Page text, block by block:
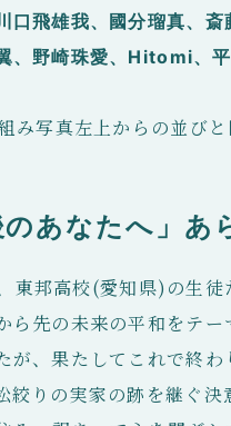
口飛雄我、國分瑠真、
、野崎珠愛、Hitomi、
写真左上からの並び
あなたへ」あ
東邦高校(愛知県)の生
ら先の未来の平和をテー
が、果たしてこれで終
絞りの実家の跡を継ぐ